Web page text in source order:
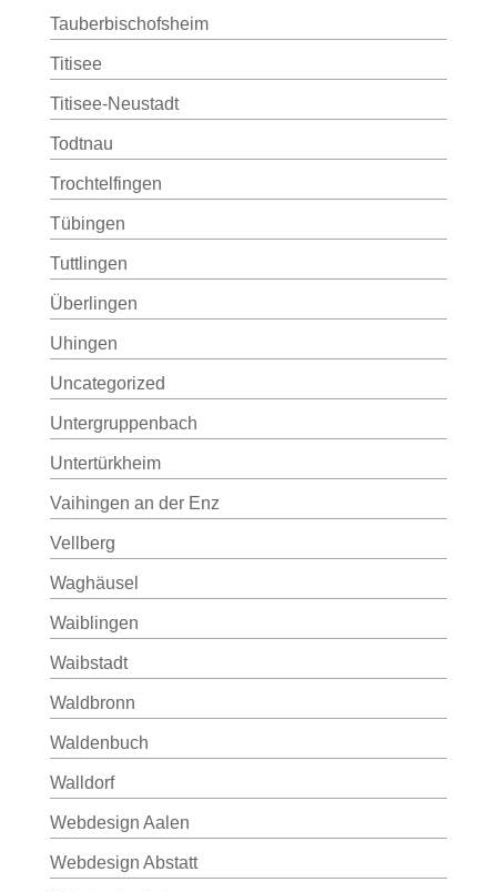
Tauberbischofsheim
Titisee
Titisee-Neustadt
Todtnau
Trochtelfingen
Tübingen
Tuttlingen
Überlingen
Uhingen
Uncategorized
Untergruppenbach
Untertürkheim
Vaihingen an der Enz
Vellberg
Waghäusel
Waiblingen
Waibstadt
Waldbronn
Waldenbuch
Walldorf
Webdesign Aalen
Webdesign Abstatt